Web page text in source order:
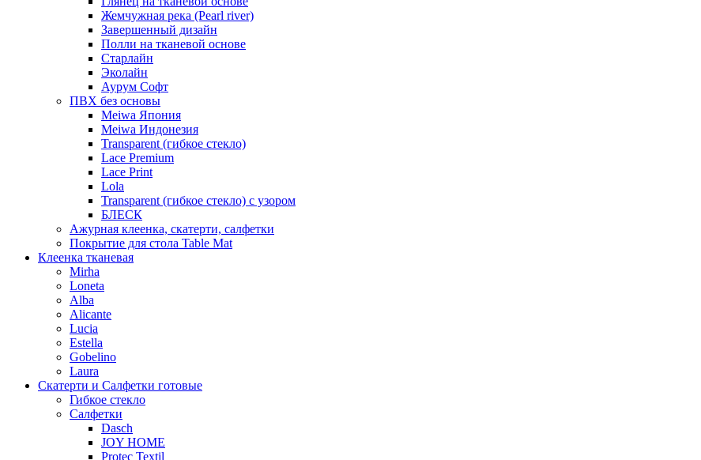
Жемчужная река (Pearl river)
Завершенный дизайн
Полли на тканевой основе
Старлайн
Эколайн
Аурум Софт
ПВХ без основы
Meiwa Япония
Meiwa Индонезия
Transparent (гибкое стекло)
Lace Premium
Lace Print
Lola
Transparent (гибкое стекло) с узором
БЛЕСК
Ажурная клеенка, скатерти, салфетки
Покрытие для стола Table Mat
Клеенка тканевая
Mirha
Loneta
Alba
Alicante
Lucia
Estella
Gobelino
Laura
Скатерти и Салфетки готовые
Гибкое стекло
Салфетки
Dasch
JOY HOME
Protec Textil